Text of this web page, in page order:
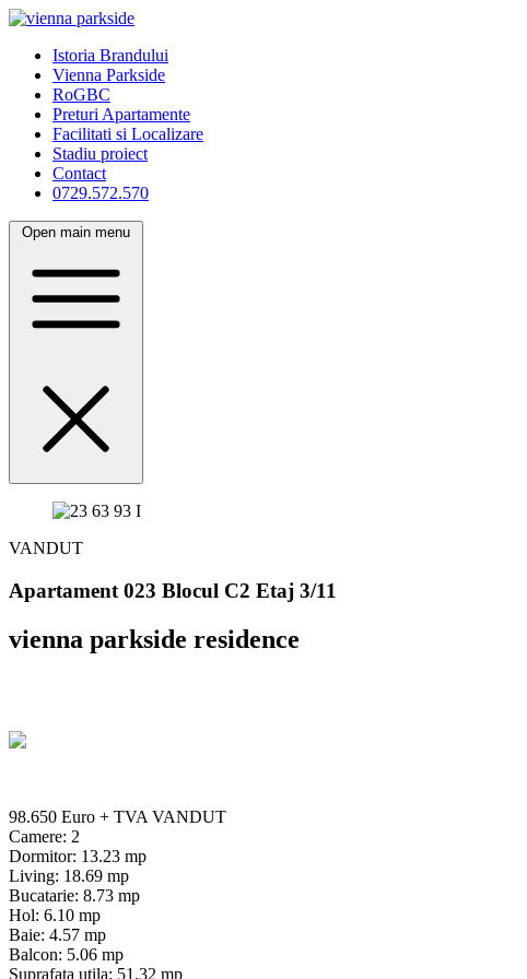
Istoria Brandului
Vienna Parkside
RoGBC
Preturi Apartamente
Facilitati si Localizare
Stadiu proiect
Contact
0729.572.570
Open main menu
VANDUT
Apartament 023 Blocul C2 Etaj 3/11
vienna parkside residence
98.650 Euro + TVA VANDUT
Camere: 2
Dormitor: 13.23 mp
Living: 18.69 mp
Bucatarie: 8.73 mp
Hol: 6.10 mp
Baie: 4.57 mp
Balcon: 5.06 mp
Suprafata utila: 51.32 mp